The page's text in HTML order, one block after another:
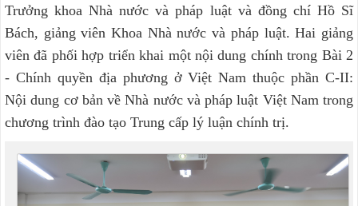
Trưởng khoa Nhà nước và pháp luật và đồng chí Hồ Sĩ
Bách, giảng viên Khoa Nhà nước và pháp luật. Hai giảng
viên đã phối hợp triển khai một nội dung chính trong Bài 2
- Chính quyền địa phương ở Việt Nam thuộc phần C-II:
Nội dung cơ bản về Nhà nước và pháp luật Việt Nam trong
chương trình đào tạo Trung cấp lý luận chính trị.